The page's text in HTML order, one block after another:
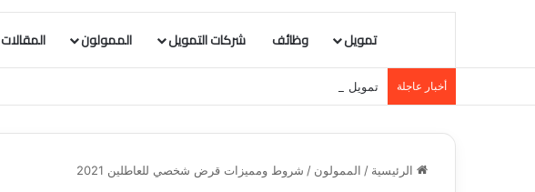
تمويل وظائف شركات التمويل الممولون المقالات
أخبار عاجلة تمويل المدينة المنورة: حلول مالية مرنة تلبي احتياجاتك بأسلوب عصري وآمن
الرئيسية / الممولون / شروط ومميزات قرض شخصي للعاطلين 2021